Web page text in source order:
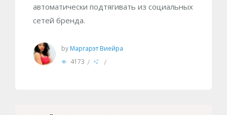
автоматически подтягивать из социальных
сетей бренда.
by Маргарэт Виейра
4173 / /